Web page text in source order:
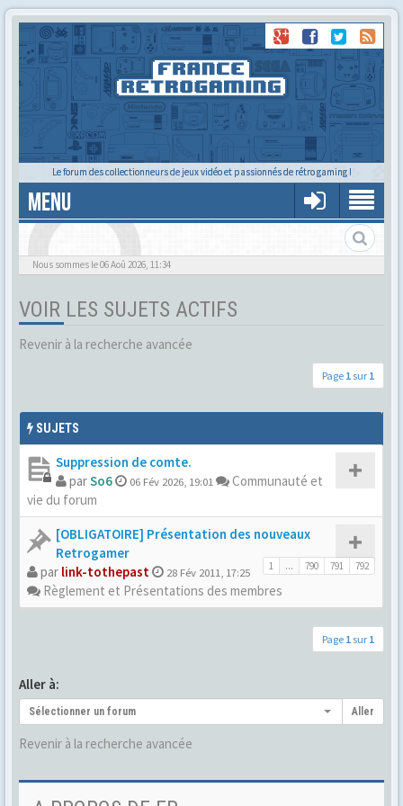
Le forum des collectionneurs de jeux vidéo et passionnés de rétro gaming !
MENU
Alors tu trouves ?
Nous sommes le 06 Aoû 2026, 11:34
VOIR LES SUJETS ACTIFS
Revenir à la recherche avancée
Page 1 sur 1
SUJETS
Suppression de comte.
parSo6 06 Fév 2026, 19:01
Communauté et
vie du forum
[OBLIGATOIRE] Présentation des nouveaux
Retrogamer
1 ... 790 791 792
par link-tothepast 28 Fév 2011, 17:25
Règlement et Présentations des membres
Page 1 sur 1
Aller à:
Sélectionner un forum Aller
Revenir à la recherche avancée